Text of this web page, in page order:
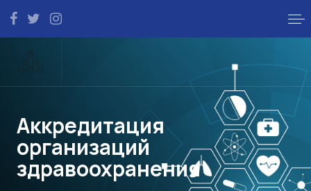
Аккредитация
организаций
здравоохранения